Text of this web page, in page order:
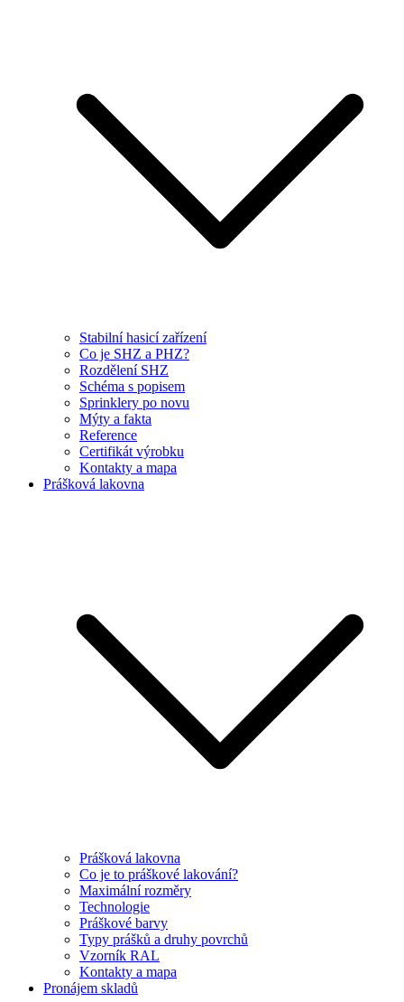
Stabilní hasicí zařízení
Co je SHZ a PHZ?
Rozdělení SHZ
Schéma s popisem
Sprinklery po novu
Mýty a fakta
Reference
Certifikát výrobku
Kontakty a mapa
Prášková lakovna
Prášková lakovna
Co je to práškové lakování?
Maximální rozměry
Technologie
Práškové barvy
Typy prášků a druhy povrchů
Vzorník RAL
Kontakty a mapa
Pronájem skladů